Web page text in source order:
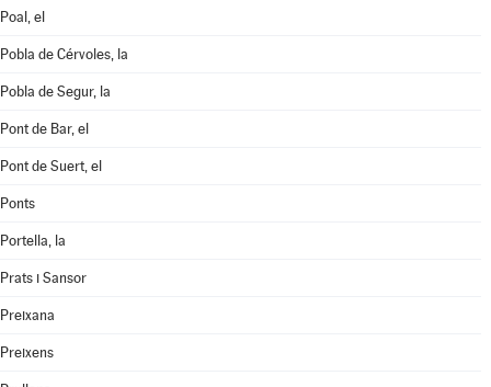
Poal, el
Pobla de Cérvoles, la
Pobla de Segur, la
Pont de Bar, el
Pont de Suert, el
Ponts
Portella, la
Prats i Sansor
Preixana
Preixens